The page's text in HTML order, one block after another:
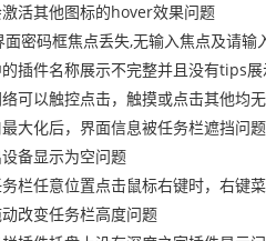
活其他图标的hover效果问题
密码框焦点丢失,无输入焦点及请输
插件名称展示不完整并且没有tips
可以触控点击，触摸或点击其他均
大化后，界面信息被任务栏遮挡问题
备显示为空问题
栏任意位置点击鼠标右键时，右键
改变任务栏高度问题